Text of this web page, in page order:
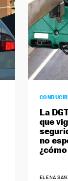
CONDUCIR
La
que
no
ELENA